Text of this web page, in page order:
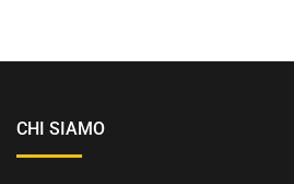
CHI SIAMO